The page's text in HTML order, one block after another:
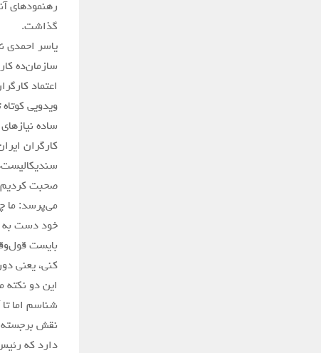
رهنمودهای
گذاشت.
یاسر احمدی
سازمان‌ده
اعتماد
ویدویی
ساده
کارگران
صحبت
می‌پرسد: ما
خود دست به
بایست
کنی، یعنی
این دو
شناسم اما
نقش
دارد که